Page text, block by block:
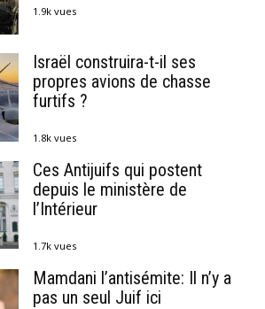
1.9k vues
Israël construira-t-il ses
propres avions de chasse
furtifs ?
1.8k vues
Ces Antijuifs qui postent
depuis le ministère de
l’Intérieur
1.7k vues
Mamdani l’antisémite: Il n’y a
pas un seul Juif ici